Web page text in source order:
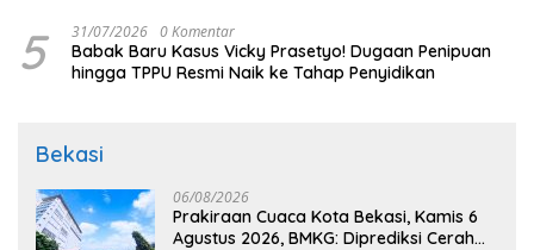
5 31/07/2026 0 Komentar
Babak Baru Kasus Vicky Prasetyo! Dugaan Penipuan
hingga TPPU Resmi Naik ke Tahap Penyidikan
Bekasi
06/08/2026
Prakiraan Cuaca Kota Bekasi, Kamis 6
Agustus 2026, BMKG: Diprediksi Cerah